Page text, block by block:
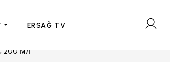
ERSAĞ TV
200 МЛ